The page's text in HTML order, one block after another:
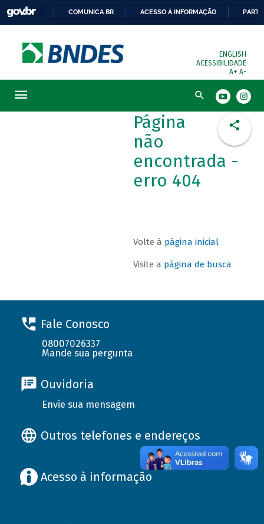
COMUNICA BR ACESSO À INFORMAÇÃO
ENGLISH
ACESSIBILIDADE
A+ A-
Busca
Página
não
encontrada -
erro 404
Volte à página inicial
Visite a página de busca
Fale Conosco
08007026337
Mande sua pergunta
Ouvidoria
Envie sua mensagem
Outros telefones e endereços
Acesso à informação